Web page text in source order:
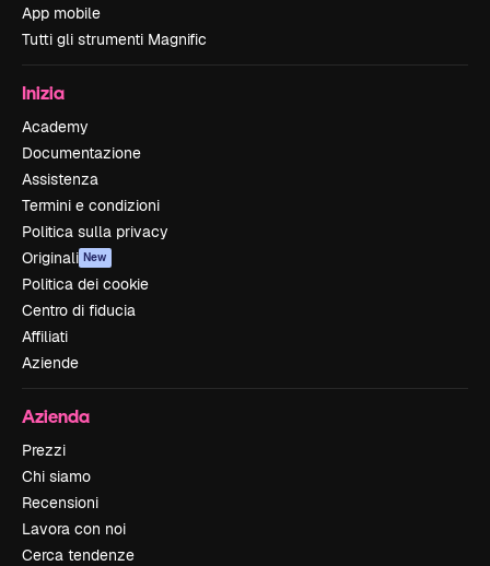
App mobile
Tutti gli strumenti Magnific
Inizia
Academy
Documentazione
Assistenza
Termini e condizioni
Politica sulla privacy
Originali New
Politica dei cookie
Centro di fiducia
Affiliati
Aziende
Azienda
Prezzi
Chi siamo
Recensioni
Lavora con noi
Cerca tendenze